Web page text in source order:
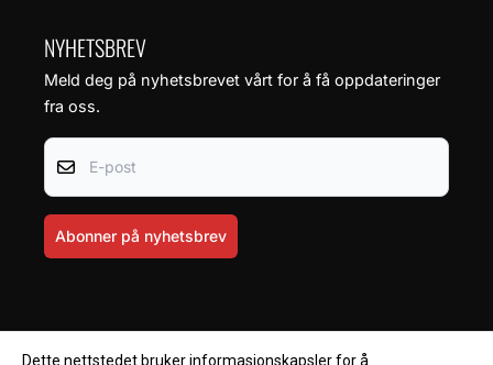
NYHETSBREV
Meld deg på nyhetsbrevet vårt for å få oppdateringer
fra oss.
E-post
Abonner på nyhetsbrev
Dette nettstedet bruker informasjonskapsler for å